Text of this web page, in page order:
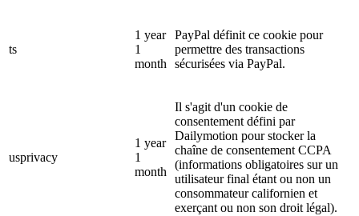
ts
1 year
1
month
PayPal définit ce cookie pour
permettre des transactions
sécurisées via PayPal.
usprivacy
1 year
1
month
Il s'agit d'un cookie de
consentement défini par
Dailymotion pour stocker la
chaîne de consentement CCPA
(informations obligatoires sur un
utilisateur final étant ou non un
consommateur californien et
exerçant ou non son droit légal).